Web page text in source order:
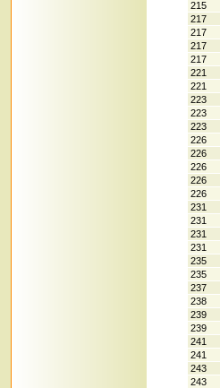
215
217
217
217
217
221
221
223
223
223
226
226
226
226
226
231
231
231
231
235
235
237
238
239
239
241
241
243
243